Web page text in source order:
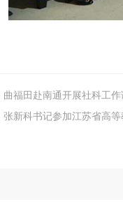
曲福田赴南通开展社科工
张新科书记参加江苏省高